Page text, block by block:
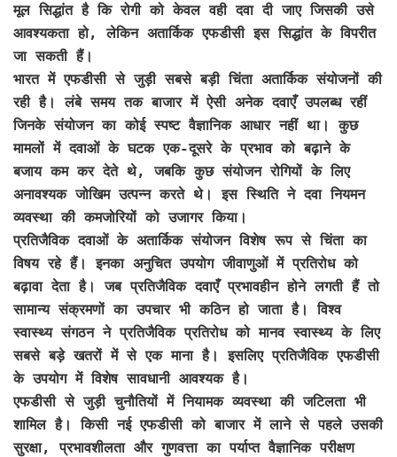
मूल सिद्धांत है कि रोगी को केवल वही दवा दी जाए जिसकी उसे
आवश्यकता हो, लेकिन अतार्किक एफडीसी इस सिद्धांत के विपरीत
जा सकती हैं।
भारत में एफडीसी से जुड़ी सबसे बड़ी चिंता अतार्किक संयोजनों की
रही है। लंबे समय तक बाजार में ऐसी अनेक दवाएँ उपलब्ध रहीं
जिनके संयोजन का कोई स्पष्ट वैज्ञानिक आधार नहीं था। कुछ
मामलों में दवाओं के घटक एक-दूसरे के प्रभाव को बढ़ाने के
बजाय कम कर देते थे, जबकि कुछ संयोजन रोगियों के लिए
अनावश्यक जोखिम उत्पन्न करते थे। इस स्थिति ने दवा नियमन
व्यवस्था की कमजोरियों को उजागर किया।
प्रतिजैविक दवाओं के अतार्किक संयोजन विशेष रूप से चिंता का
विषय रहे हैं। इनका अनुचित उपयोग जीवाणुओं में प्रतिरोध को
बढ़ावा देता है। जब प्रतिजैविक दवाएँ प्रभावहीन होने लगती हैं तो
सामान्य संक्रमणों का उपचार भी कठिन हो जाता है। विश्व
स्वास्थ्य संगठन ने प्रतिजैविक प्रतिरोध को मानव स्वास्थ्य के लिए
सबसे बड़े खतरों में से एक माना है। इसलिए प्रतिजैविक एफडीसी
के उपयोग में विशेष सावधानी आवश्यक है।
एफडीसी से जुड़ी चुनौतियों में नियामक व्यवस्था की जटिलता भी
शामिल है। किसी नई एफडीसी को बाजार में लाने से पहले उसकी
सुरक्षा, प्रभावशीलता और गुणवत्ता का पर्याप्त वैज्ञानिक परीक्षण